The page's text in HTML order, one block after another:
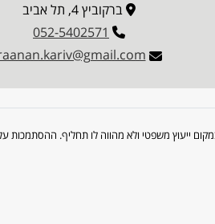
ברקוביץ 4, תל אביב
052-5402571
ייעוץ משפטי ולא מהווה לו תחליף.